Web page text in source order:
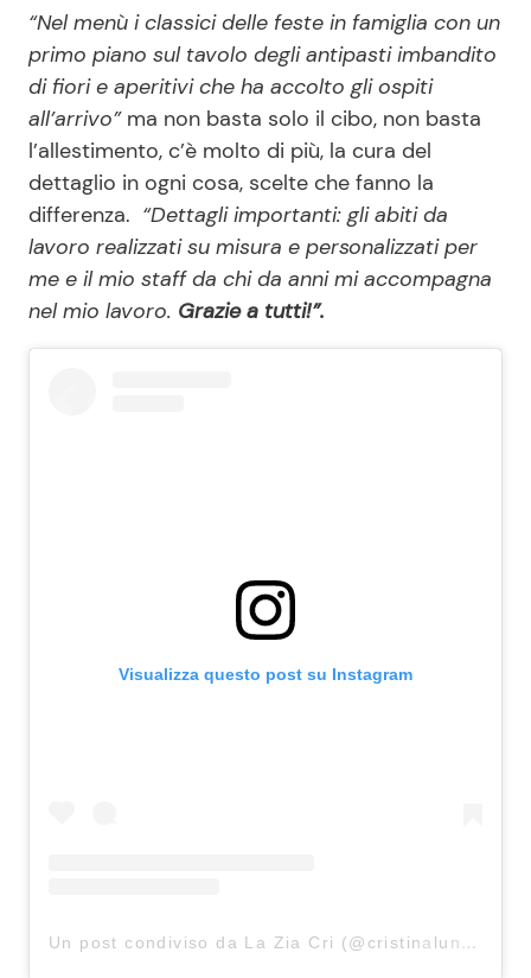
“Nel menù i classici delle feste in famiglia con un
primo piano sul tavolo degli antipasti imbandito
di fiori e aperitivi che ha accolto gli ospiti
all’arrivo” ma non basta solo il cibo, non basta
l’allestimento, c’è molto di più, la cura del
dettaglio in ogni cosa, scelte che fanno la
differenza. “Dettagli importanti: gli abiti da
lavoro realizzati su misura e personalizzati per
me e il mio staff da chi da anni mi accompagna
nel mio lavoro. Grazie a tutti!”.
Visualizza questo post su Instagram
Un post condiviso da La Zia Cri (@cristinalunardini)